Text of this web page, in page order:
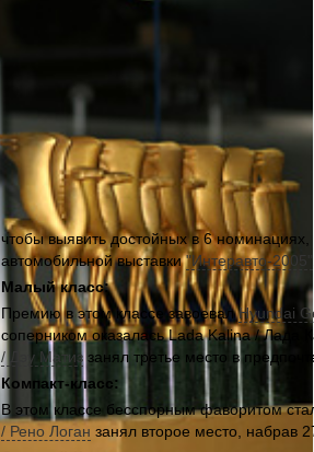
чтобы выявить достойных в 6
автомобильной выставки"Интеравто-2005"
Малый класс:
Премию в этом классе завоевалHyundai
соперником оказалась Lada Kalina / Лада
/ Дэу Матиз занял третье место в
Компакт-класс:
В этом классе бесспорным фаворитом
/ Рено Логан занял второе место, набрав